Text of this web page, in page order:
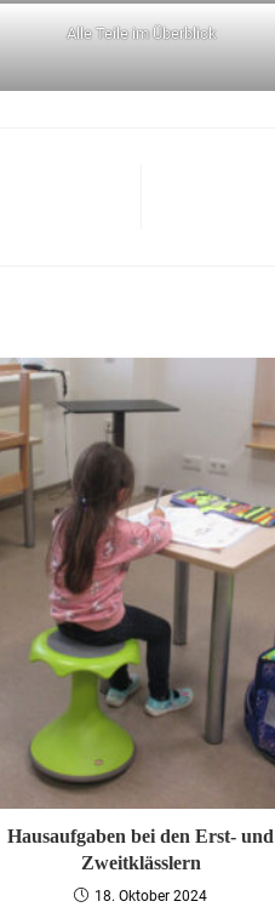
Alle Teile im Überblick
Hausaufgaben bei den Erst- und
Zweitklässlern
18. Oktober 2024